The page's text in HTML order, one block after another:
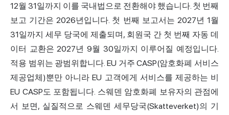
12월 31일까지 이를 국내법으로 전환해야 했습니다. 첫 번째
보고 기간은 2026년입니다. 첫 번째 보고서는 2027년 1월
31일까지 세무 당국에 제출되며, 회원국 간 첫 번째 자동 데
이터 교환은 2027년 9월 30일까지 이루어질 예정입니다.
적용 범위는 광범위합니다. EU 거주 CASP(암호화폐 서비스
제공업체)뿐만 아니라 EU 고객에게 서비스를 제공하는 비
EU CASP도 포함됩니다. 스웨덴 암호화폐 보유자의 관점에
서 보면, 실질적으로 스웨덴 세무당국(Skatteverket)의 기